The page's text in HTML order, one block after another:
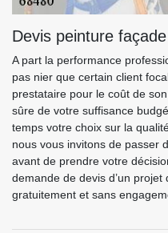
Devis peinture façade
A part la performance
pas nier que certain client
prestataire pour le coût de
sûre de votre suffisance
temps votre choix sur la
nous vous invitons de passer
avant de prendre votre
demande de devis d’un
gratuitement et sans